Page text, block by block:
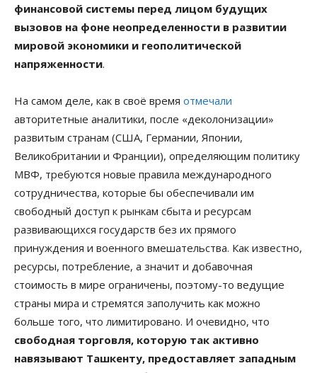
финансовой системы перед лицом будущих
вызовов на фоне неопределенности в развитии
мировой экономики и геополитической
напряженности.
На самом деле, как в своё время отмечали
авторитетные аналитики, после «деколонизации»
развитым странам (США, Германии, Японии,
Великобритании и Франции), определяющим политику
МВФ, требуются новые правила международного
сотрудничества, которые бы обеспечивали им
свободный доступ к рынкам сбыта и ресурсам
развивающихся государств без их прямого
принуждения и военного вмешательства. Как известно,
ресурсы, потребление, а значит и добавочная
стоимость в мире ограничены, поэтому-то ведущие
страны мира и стремятся заполучить как можно
больше того, что лимитировано. И очевидно, что
свободная торговля, которую так активно
навязывают Ташкенту, предоставляет западным